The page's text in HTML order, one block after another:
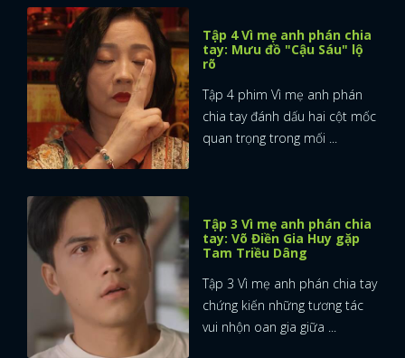
Tập 4 Vì mẹ anh phán chia
tay: Mưu đồ "Cậu Sáu" lộ
rõ
Tập 4 phim Vì mẹ anh phán
chia tay đánh dấu hai cột mốc
quan trọng trong mối ...
Tập 3 Vì mẹ anh phán chia
tay: Võ Điền Gia Huy gặp
Tam Triều Dâng
Tập 3 Vì mẹ anh phán chia tay
chứng kiến những tương tác
vui nhộn oan gia giữa ...